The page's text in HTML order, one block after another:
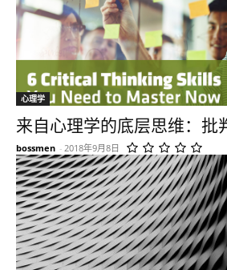
心理学
来自心理学的底层思维：批
bossmen - 2018年9月8日